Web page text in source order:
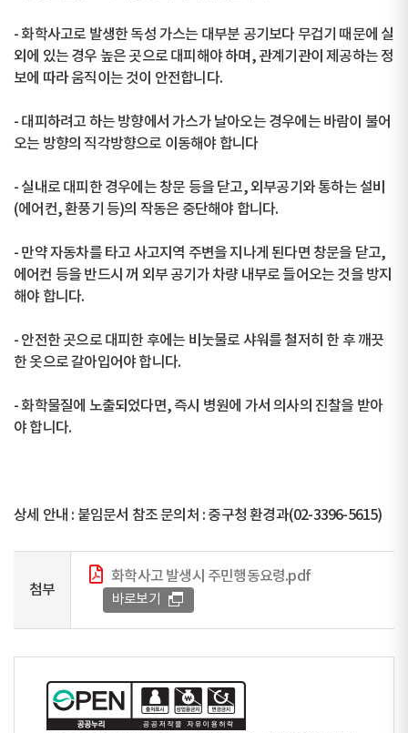
- 화학사고로 발생한 독성 가스는 대부분 공기보다 무겁기 때문에 실
외에 있는 경우 높은 곳으로 대피해야 하며, 관계기관이 제공하는 정
보에 따라 움직이는 것이 안전합니다.
- 대피하려고 하는 방향에서 가스가 날아오는 경우에는 바람이 불어
오는 방향의 직각방향으로 이동해야 합니다
- 실내로 대피한 경우에는 창문 등을 닫고, 외부공기와 통하는 설비
(에어컨, 환풍기 등)의 작동은 중단해야 합니다.
- 만약 자동차를 타고 사고지역 주변을 지나게 된다면 창문을 닫고,
에어컨 등을 반드시 꺼 외부 공기가 차량 내부로 들어오는 것을 방지
해야 합니다.
- 안전한 곳으로 대피한 후에는 비눗물로 샤워를 철저히 한 후 깨끗
한 옷으로 갈아입어야 합니다.
- 화학물질에 노출되었다면, 즉시 병원에 가서 의사의 진찰을 받아
야 합니다.
상세 안내 : 붙임문서 참조 문의처 : 중구청 환경과(02-3396-5615)
첨부
화학사고 발생시 주민행동요령.pdf
바로보기